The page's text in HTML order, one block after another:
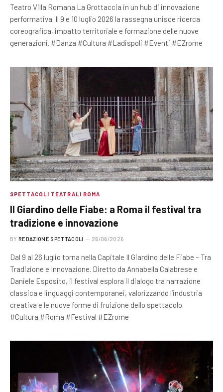
Teatro Villa Romana La Grottaccia in un hub di innovazione
performativa. Il 9 e 10 luglio 2026 la rassegna unisce ricerca
coreografica, impatto territoriale e formazione delle nuove
generazioni. #Danza #Cultura #Ladispoli #Eventi #EZrome
SPETTACOLI TEATRALI ROMA
Il Giardino delle Fiabe: a Roma il festival tra
tradizione e innovazione
BY REDAZIONE SPETTACOLI 26/06/2026
Dal 9 al 26 luglio torna nella Capitale Il Giardino delle Fiabe – Tra
Tradizione e Innovazione. Diretto da Annabella Calabrese e
Daniele Esposito, il festival esplora il dialogo tra narrazione
classica e linguaggi contemporanei, valorizzando l’industria
creativa e le nuove forme di fruizione dello spettacolo.
#Cultura #Roma #Festival #EZrome